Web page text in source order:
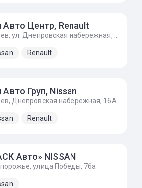
Авто Центр, Renault
Renault
Авто Груп, Nissan
Днепровская набережная, 16А
Renault
Авто» NISSAN
улица Победы, 76а